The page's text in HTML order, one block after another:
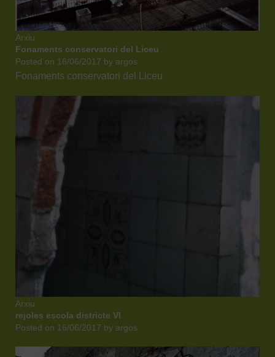
Arxiu
Fonaments conservatori del Liceu
Posted on 16/06/2017 by argos
Fonaments conservatori del Liceu
Arxiu
rejoles escola districte VI
Posted on 16/06/2017 by argos